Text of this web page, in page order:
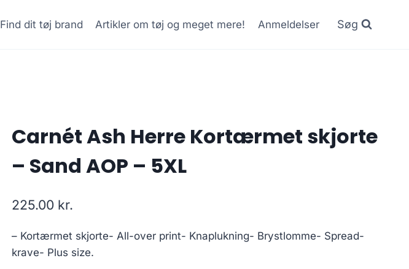
Find dit tøj brand Artikler om tøj og meget mere! Anmeldelser Søg
Carnét Ash Herre Kortærmet skjorte
– Sand AOP – 5XL
225.00 kr.
– Kortærmet skjorte- All-over print- Knaplukning- Brystlomme- Spread-
krave- Plus size.